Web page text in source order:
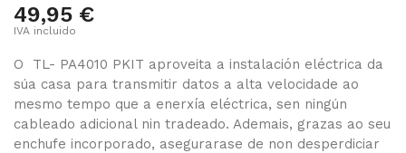
49,95 €
IVA incluido
O TL- PA4010 PKIT aproveita a instalación eléctrica da
súa casa para transmitir datos a alta velocidade ao
mesmo tempo que a enerxía eléctrica, sen ningún
cableado adicional nin tradeado. Ademais, grazas ao seu
enchufe incorporado, asegurarase de non desperdiciar